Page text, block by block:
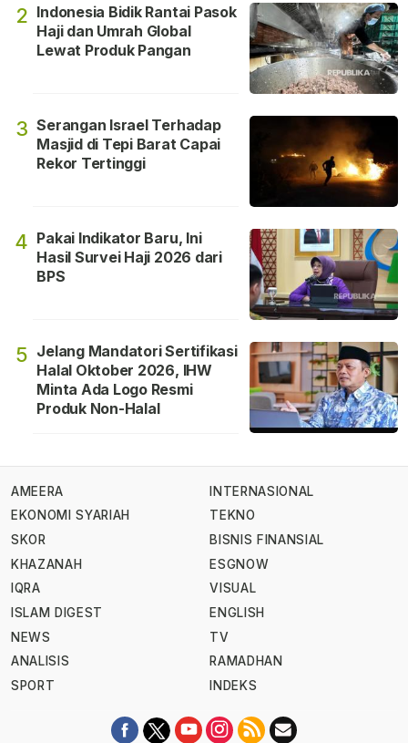
2 Indonesia Bidik Rantai Pasok
Haji dan Umrah Global
Lewat Produk Pangan
3 Serangan Israel Terhadap
Masjid di Tepi Barat Capai
Rekor Tertinggi
4 Pakai Indikator Baru, Ini
Hasil Survei Haji 2026 dari
BPS
5 Jelang Mandatori Sertifikasi
Halal Oktober 2026, IHW
Minta Ada Logo Resmi
Produk Non-Halal
AMEERA
EKONOMI SYARIAH
SKOR
KHAZANAH
IQRA
ISLAM DIGEST
NEWS
ANALISIS
SPORT
INTERNASIONAL
TEKNO
BISNIS FINANSIAL
ESGNOW
VISUAL
ENGLISH
TV
RAMADHAN
INDEKS